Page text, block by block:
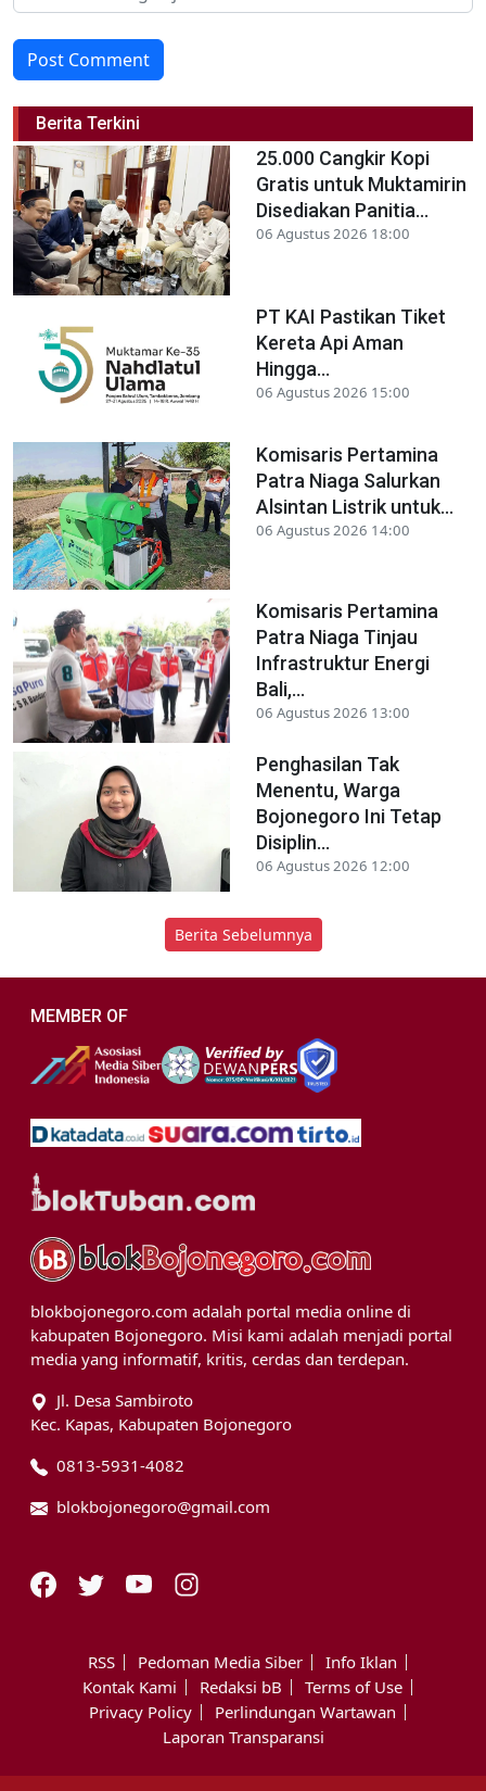
Post Comment
Berita Terkini
25.000 Cangkir Kopi
Gratis untuk Muktamirin
Disediakan Panitia...
06 Agustus 2026 18:00
PT KAI Pastikan Tiket
Kereta Api Aman
Hingga...
06 Agustus 2026 15:00
Komisaris Pertamina
Patra Niaga Salurkan
Alsintan Listrik untuk...
06 Agustus 2026 14:00
Komisaris Pertamina
Patra Niaga Tinjau
Infrastruktur Energi
Bali,...
06 Agustus 2026 13:00
Penghasilan Tak
Menentu, Warga
Bojonegoro Ini Tetap
Disiplin...
06 Agustus 2026 12:00
Berita Sebelumnya
MEMBER OF
blokbojonegoro.com adalah portal media online di
kabupaten Bojonegoro. Misi kami adalah menjadi portal
media yang informatif, kritis, cerdas dan terdepan.
Jl. Desa Sambiroto
Kec. Kapas, Kabupaten Bojonegoro
0813-5931-4082
blokbojonegoro@gmail.com
RSS Pedoman Media Siber
Info Iklan
Kontak Kami
Redaksi bB
Terms of Use
Privacy Policy
Perlindungan Wartawan
Laporan Transparansi